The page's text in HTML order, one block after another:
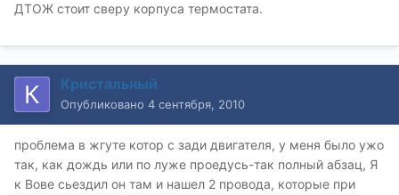
ДТОЖ стоит сверу корпуса термостата.
Кристальный
Опубликовано 4 сентября, 2010
проблема в жгуте котор с зади двигателя, у меня было ужо
так, как дождь или по луже проедусь-так полный абзац, Я
к Вове сьездил он там и нашел 2 провода, которые при